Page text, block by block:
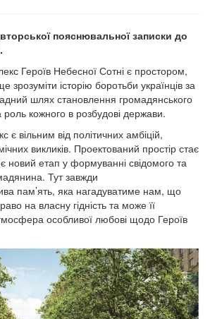
пояснювальної записки до
Героїв Небесної Сотні є простором,
зрозуміти історію боротьби українців за
шлях становлення громадянського
роль кожного в розбудові держави.
є вільним від політичних амбіцій,
викликів. Проектований простір стає
новий етап у формуванні свідомого та
Тут завжди
пам’ять, яка нагадуватиме нам, що
на власну гідність та може її
особливої любові щодо Героїв